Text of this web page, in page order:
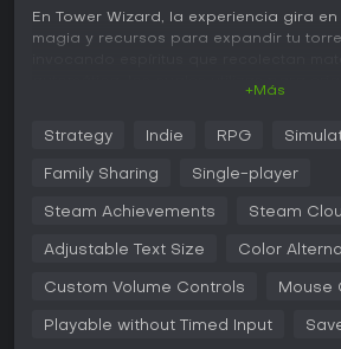
En Tower Wizard, la experiencia gira
magia y recursos para expandir tu
nuevas capacidades mágicas.
El progreso depende de mejorar estos
sistema de prestigio que te permite
juego fomenta la participación activa
los espíritus siguen trabajando en
impulsan el crecimiento de la torre,
+Más
Strategy Indie RPG
Family Sharing Single-player
Steam Achievements Steam
Adjustable Text Size Color
Custom Volume Controls Mouse
Playable without Timed Input